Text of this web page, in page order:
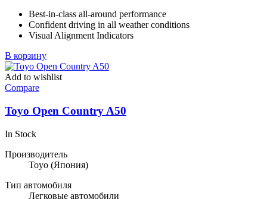
590,00 ₽.
Best-in-class all-around performance
Confident driving in all weather conditions
Visual Alignment Indicators
В корзину
Add to wishlist
Compare
Toyo Open Country A50
In Stock
Производитель
Toyo (Япония)
Тип автомобиля
Легковые автомобили